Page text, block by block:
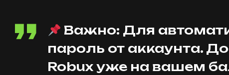
Важно: Для
пароль от аккаунта.
Robux уже на вашем